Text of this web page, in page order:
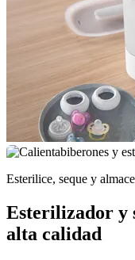
Esterilice, seque y
Esterilizador y
alta calidad